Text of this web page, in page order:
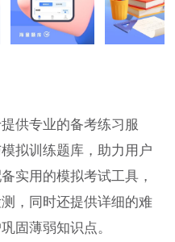
供专业的备考练习服
拟训练题库，助力用户
实用的模拟考试工具，
，同时还提供详细的难
固薄弱知识点。